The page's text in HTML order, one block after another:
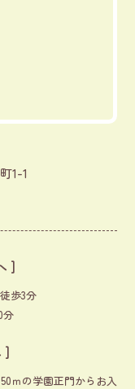
1-1
]
歩3分
分
]
ｍの学園正門からお入